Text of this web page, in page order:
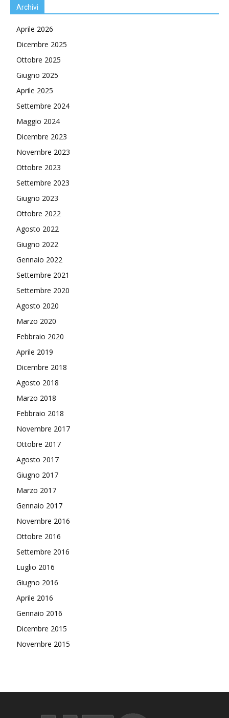
Archivi
Aprile 2026
Dicembre 2025
Ottobre 2025
Giugno 2025
Aprile 2025
Settembre 2024
Maggio 2024
Dicembre 2023
Novembre 2023
Ottobre 2023
Settembre 2023
Giugno 2023
Ottobre 2022
Agosto 2022
Giugno 2022
Gennaio 2022
Settembre 2021
Settembre 2020
Agosto 2020
Marzo 2020
Febbraio 2020
Aprile 2019
Dicembre 2018
Agosto 2018
Marzo 2018
Febbraio 2018
Novembre 2017
Ottobre 2017
Agosto 2017
Giugno 2017
Marzo 2017
Gennaio 2017
Novembre 2016
Ottobre 2016
Settembre 2016
Luglio 2016
Giugno 2016
Aprile 2016
Gennaio 2016
Dicembre 2015
Novembre 2015